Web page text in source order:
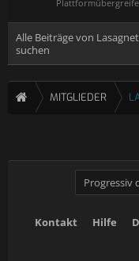
Alle Beiträge von
suchen
MITGLIEDER
Progressiv
Kontakt Hilfe